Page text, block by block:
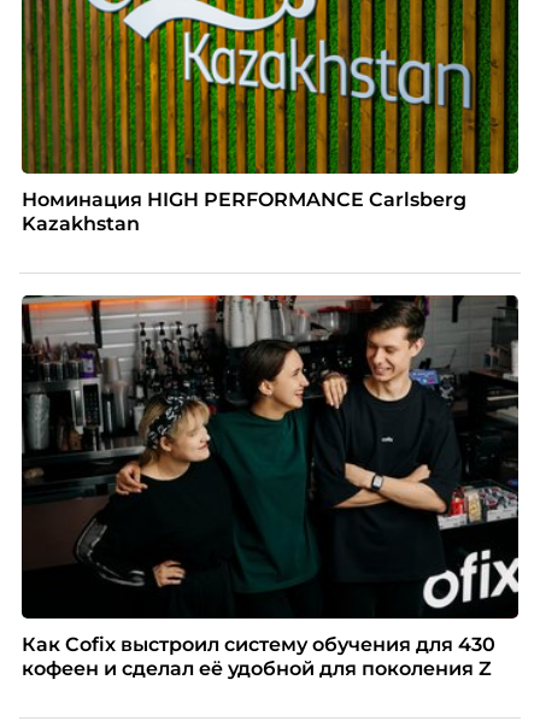
Номинация HIGH PERFORMANCE Carlsberg
Kazakhstan
Как Cofix выстроил систему обучения для 430
кофеен и сделал её удобной для поколения Z